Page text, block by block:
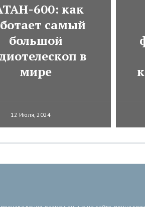
600: как
самый
большой
в
мире
12 Июля, 2024